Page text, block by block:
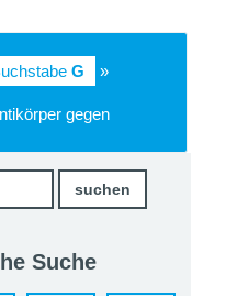
G »
gegen
Suche